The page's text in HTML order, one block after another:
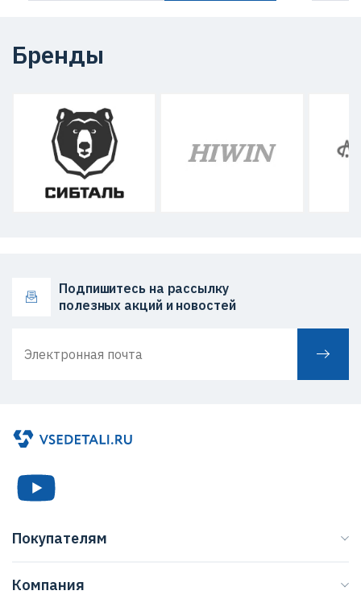
Бренды
Подпишитесь на рассылку
полезных акций и новостей
Бренды
Покупателям
Компания